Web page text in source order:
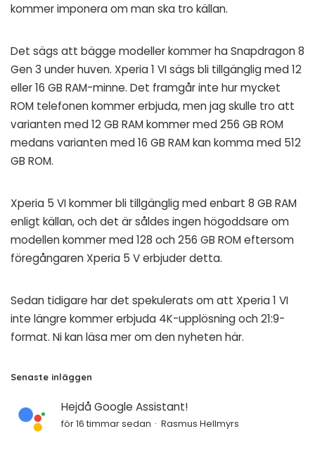
kommer imponera om man ska tro källan.
Det sägs att bägge modeller kommer ha Snapdragon 8
Gen 3 under huven. Xperia 1 VI sägs bli tillgänglig med 12
eller 16 GB RAM-minne. Det framgår inte hur mycket
ROM telefonen kommer erbjuda, men jag skulle tro att
varianten med 12 GB RAM kommer med 256 GB ROM
medans varianten med 16 GB RAM kan komma med 512
GB ROM.
Xperia 5 VI kommer bli tillgänglig med enbart 8 GB RAM
enligt källan, och det är såldes ingen högoddsare om
modellen kommer med 128 och 256 GB ROM eftersom
föregångaren Xperia 5 V erbjuder detta.
Sedan tidigare har det spekulerats om att Xperia 1 VI
inte längre kommer erbjuda 4K-upplösning och 21:9-
format. Ni kan läsa mer om den nyheten här.
Senaste inläggen
Hejdå Google Assistant!
för 16 timmar sedan Rasmus Hellmyrs